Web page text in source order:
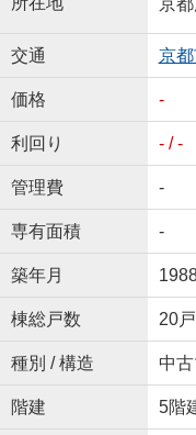
交通 京
価格 -
利回り - / -
管理費 -
専有面積 -
築年月
棟総戸数 20戸
種別 / 構造 中
階建 5階